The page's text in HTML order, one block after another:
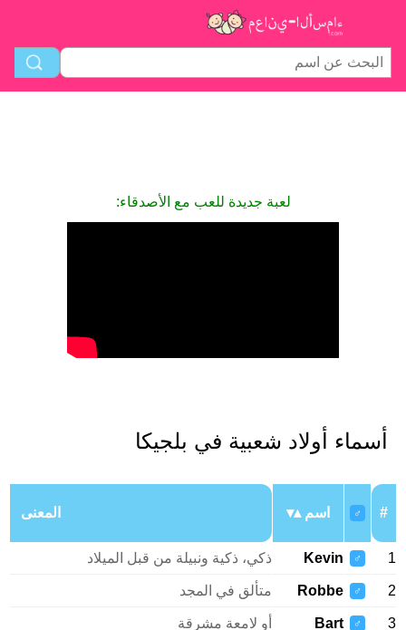
لعبة جديدة للعب مع الأصدقاء:
أسماء أولاد شعبية في بلجيكا
#
♂ اسم المعنى
1
♂
Kevin ذكي، ذكية ونبيلة من قبل الميلاد
2
♂
Robbe متألق في المجد
3
♂
Bart أو لامعة مشرقة